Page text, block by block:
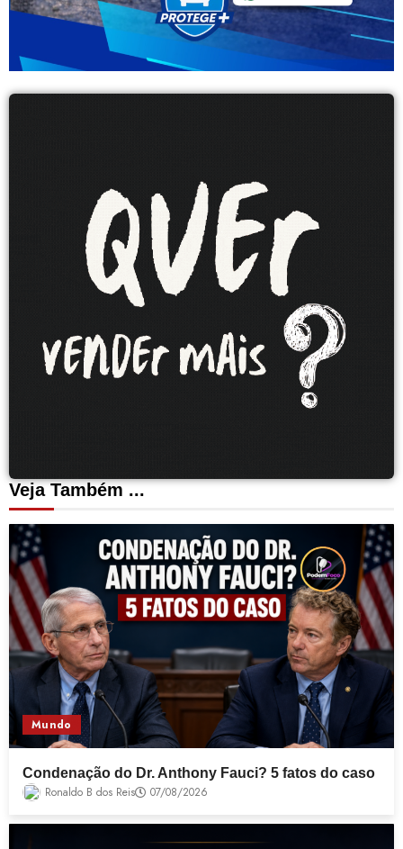
Veja Também ...
Mundo
Condenação do Dr. Anthony Fauci? 5 fatos do caso
Ronaldo B dos Reis 07/08/2026